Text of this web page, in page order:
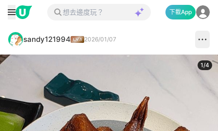
下載App
sandy121994 2026/01/07
1/4